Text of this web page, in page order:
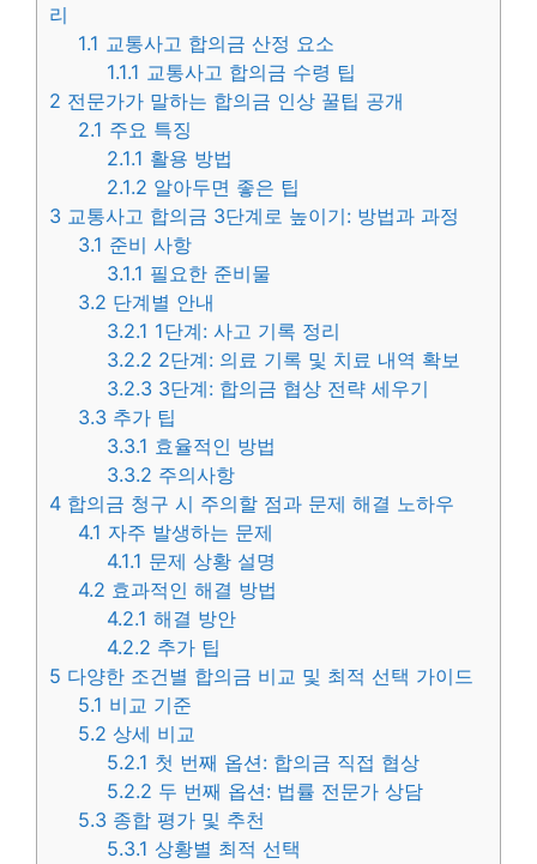
리
1.1 교통사고 합의금 산정 요소
1.1.1 교통사고 합의금 수령 팁
2 전문가가 말하는 합의금 인상 꿀팁 공개
2.1 주요 특징
2.1.1 활용 방법
2.1.2 알아두면 좋은 팁
3 교통사고 합의금 3단계로 높이기: 방법과 과정
3.1 준비 사항
3.1.1 필요한 준비물
3.2 단계별 안내
3.2.1 1단계: 사고 기록 정리
3.2.2 2단계: 의료 기록 및 치료 내역 확보
3.2.3 3단계: 합의금 협상 전략 세우기
3.3 추가 팁
3.3.1 효율적인 방법
3.3.2 주의사항
4 합의금 청구 시 주의할 점과 문제 해결 노하우
4.1 자주 발생하는 문제
4.1.1 문제 상황 설명
4.2 효과적인 해결 방법
4.2.1 해결 방안
4.2.2 추가 팁
5 다양한 조건별 합의금 비교 및 최적 선택 가이드
5.1 비교 기준
5.2 상세 비교
5.2.1 첫 번째 옵션: 합의금 직접 협상
5.2.2 두 번째 옵션: 법률 전문가 상담
5.3 종합 평가 및 추천
5.3.1 상황별 최적 선택